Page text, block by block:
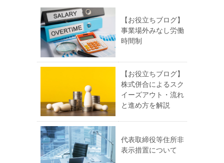
【お役立ちブログ】
事業場外みなし労働
時間制
【お役立ちブログ】
株式併合によるスク
イーズアウト・流れ
と進め方を解説
代表取締役等住所非
表示措置について